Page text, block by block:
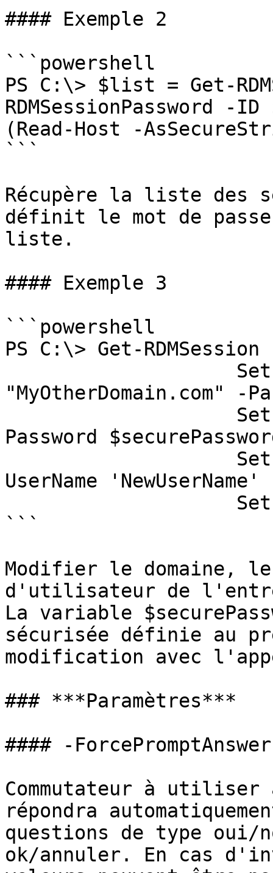
#### Exemple 2
```powershell
PS C:\> $list = Get-
RDMSessionPassword
(Read-Host -
```
Récupère la liste des
définit le mot de passe
liste.
#### Exemple 3
```powershell
PS C:\> Get-
"MyOtherDomain.com" -
Password
UserName
```
Modifier le domaine,
d'utilisateur de l'entrée
La variable
sécurisée définie au
modification avec
### ***Paramètres***
#### -ForcePromptAnswer
Commutateur à
répondra
questions de type oui/
ok/annuler. En cas